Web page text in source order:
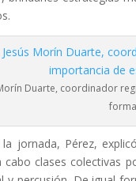
Duarte, coordinador
jornada, Pérez,
clases colectivas